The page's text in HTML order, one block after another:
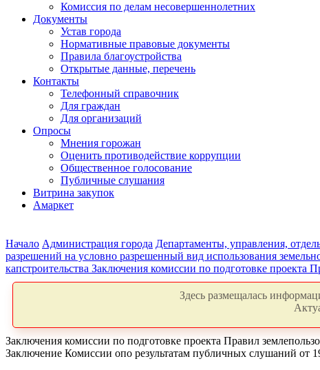
Комиссия по делам несовершеннолетних
Документы
Устав города
Нормативные правовые документы
Правила благоустройства
Открытые данные, перечень
Контакты
Телефонный справочник
Для граждан
Для организаций
Опросы
Мнения горожан
Оценить противодействие коррупции
Общественное голосование
Публичные слушания
Витрина закупок
Амаркет
Начало Администрация города Департаменты, управления,
разрешений на условно разрешенный вид использования
капстроительства Заключения комиссии по подготовке проекта
Здесь размещалась
Заключения комиссии по подготовке проекта Правил
Заключение Комиссии опо результатам публичных слушаний от